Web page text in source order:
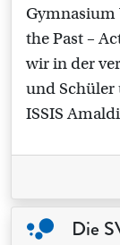
Gymnasium
the Past –
wir in der
und Schüler
ISSIS
Die